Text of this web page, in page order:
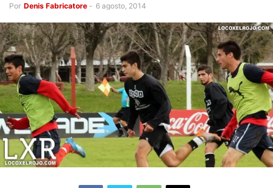
Por Denis Fabricatore - 6 agosto, 2014